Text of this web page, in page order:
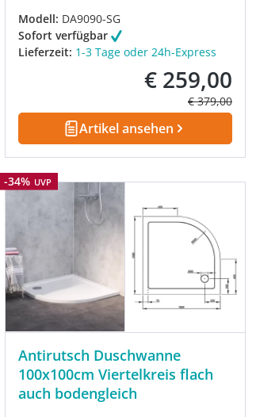
Modell: DA9090-SG
Sofort verfügbar
Lieferzeit: 1-3 Tage oder 24h-Express
Verkaufspreis:
€ 259,00
Regulärer
€ 379,00
Artikel ansehen
Rabatt
-34% UVP
Antirutsch Duschwanne
100x100cm Viertelkreis flach
auch bodengleich